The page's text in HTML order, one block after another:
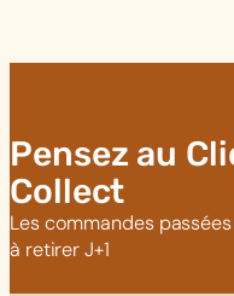
Pensez au
Collect
Les commandes
à retirer J+1